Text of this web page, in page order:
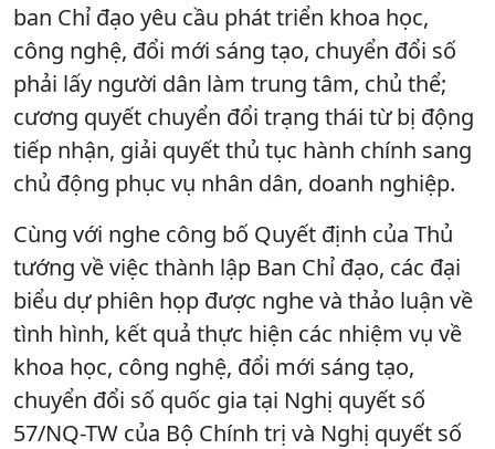
ban Chỉ đạo yêu cầu phát triển khoa học,
công nghệ, đổi mới sáng tạo, chuyển đổi số
phải lấy người dân làm trung tâm, chủ thể;
cương quyết chuyển đổi trạng thái từ bị động
tiếp nhận, giải quyết thủ tục hành chính sang
chủ động phục vụ nhân dân, doanh nghiệp.
Cùng với nghe công bố Quyết định của Thủ
tướng về việc thành lập Ban Chỉ đạo, các đại
biểu dự phiên họp được nghe và thảo luận về
tình hình, kết quả thực hiện các nhiệm vụ về
khoa học, công nghệ, đổi mới sáng tạo,
chuyển đổi số quốc gia tại Nghị quyết số
57/NQ-TW của Bộ Chính trị và Nghị quyết số